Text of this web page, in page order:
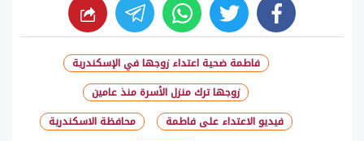
facebook
twitter
whats
فاطمة ضحية اعتداء زوجها في الإسكندرية
زوجها ترك منزل الأسرة منذ عامين
فيديو الاعتداء على فاطمة
محافظة الاسكندرية